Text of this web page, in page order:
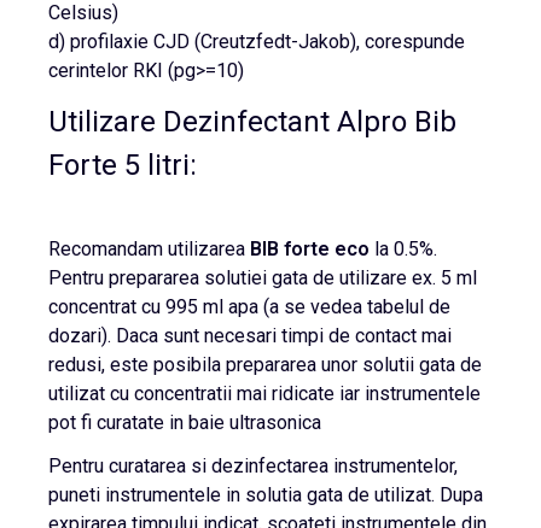
Celsius)
d) profilaxie CJD (Creutzfedt-Jakob), corespunde
cerintelor RKI (pg>=10)
Utilizare Dezinfectant Alpro Bib
Forte 5 litri:
Recomandam utilizarea BIB forte eco la 0.5%.
Pentru prepararea solutiei gata de utilizare ex. 5 ml
concentrat cu 995 ml apa (a se vedea tabelul de
dozari). Daca sunt necesari timpi de contact mai
redusi, este posibila prepararea unor solutii gata de
utilizat cu concentratii mai ridicate iar instrumentele
pot fi curatate in baie ultrasonica
Pentru curatarea si dezinfectarea instrumentelor,
puneti instrumentele in solutia gata de utilizat. Dupa